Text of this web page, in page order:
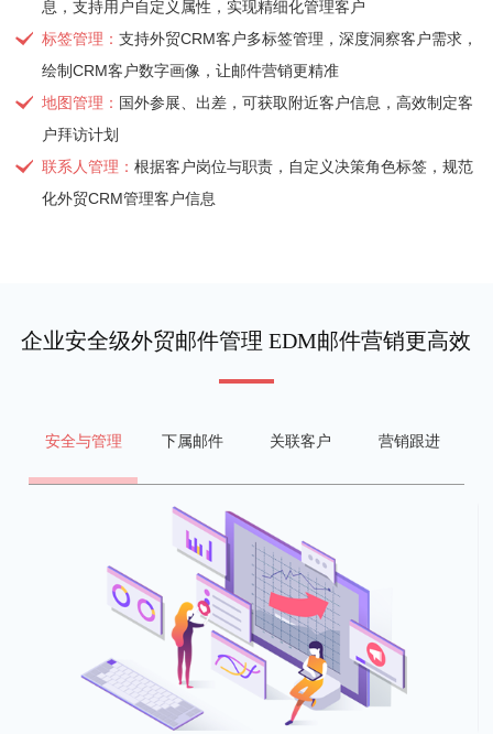
息，支持用户自定义属性，实现精细化管理客户
标签管理：支持外贸CRM客户多标签管理，深度洞察客户需求，
绘制CRM客户数字画像，让邮件营销更精准
地图管理： 国外参展、出差，可获取附近客户信息，高效制定客
户拜访计划
联系人管理：根据客户岗位与职责，自定义决策角色标签，规范
化外贸CRM管理客户信息
企业安全级外贸邮件管理 EDM邮件营销更高效
安全与管理 下属邮件 关联客户 营销跟进